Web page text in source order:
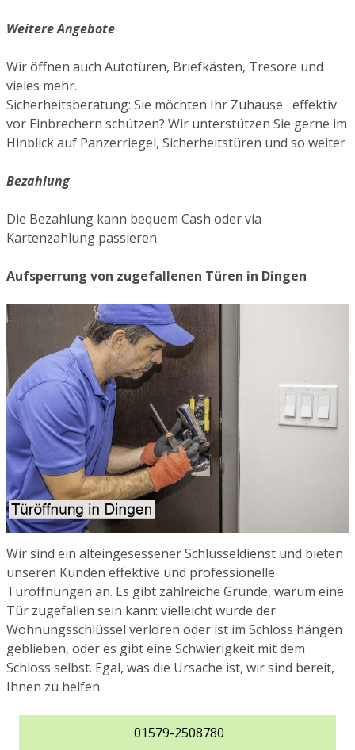
Weitere Angebote
Wir öffnen auch Autotüren, Briefkästen, Tresore und
vieles mehr.
Sicherheitsberatung: Sie möchten Ihr Zuhause effektiv
vor Einbrechern schützen? Wir unterstützen Sie gerne im
Hinblick auf Panzerriegel, Sicherheitstüren und so weiter
Bezahlung
Die Bezahlung kann bequem Cash oder via
Kartenzahlung passieren.
Aufsperrung von zugefallenen Türen in Dingen
Wir sind ein alteingesessener Schlüsseldienst und bieten
unseren Kunden effektive und professionelle
Türöffnungen an. Es gibt zahlreiche Gründe, warum eine
Tür zugefallen sein kann: vielleicht wurde der
Wohnungsschlüssel verloren oder ist im Schloss hängen
geblieben, oder es gibt eine Schwierigkeit mit dem
Schloss selbst. Egal, was die Ursache ist, wir sind bereit,
Ihnen zu helfen.
01579-2508780